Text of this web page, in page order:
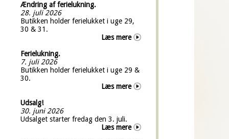
Ændring af ferielukning.
28. juli 2026
Butikken holder ferielukket i uge 29,
30 & 31.
Læs mere
Ferielukning.
7. juli 2026
Butikken holder ferielukket i uge 29 &
30.
Læs mere
Udsalg!
30. juni 2026
Udsalget starter fredag den 3. juli.
Læs mere